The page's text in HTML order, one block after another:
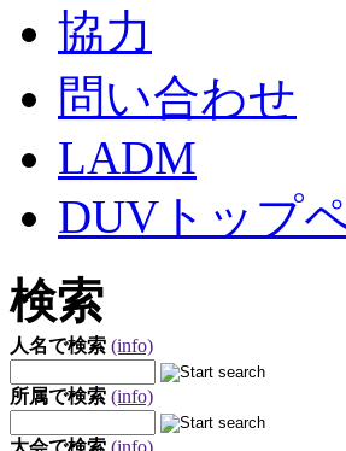
協力
問い合わせ
LADM
DUVトップ
検索
人名で検索 (info)
所属で検索 (info)
大会で検索 (info)